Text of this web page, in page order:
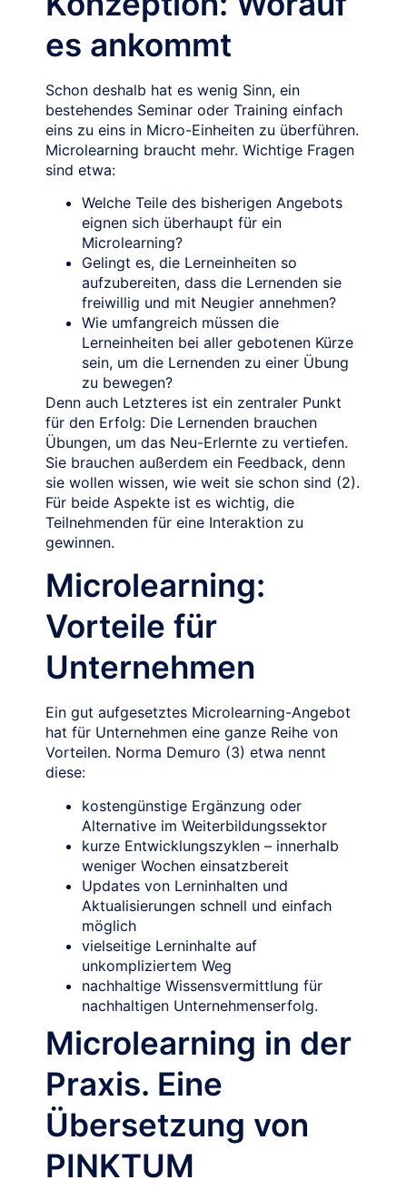
es ankommt
Schon deshalb hat es wenig Sinn, ein
bestehendes Seminar oder Training einfach
eins zu eins in Micro-Einheiten zu überführen.
Microlearning braucht mehr. Wichtige Fragen
sind etwa:
Welche Teile des bisherigen Angebots
eignen sich überhaupt für ein
Microlearning?
Gelingt es, die Lerneinheiten so
aufzubereiten, dass die Lernenden sie
freiwillig und mit Neugier annehmen?
Wie umfangreich müssen die
Lerneinheiten bei aller gebotenen Kürze
sein, um die Lernenden zu einer Übung
zu bewegen?
Denn auch Letzteres ist ein zentraler Punkt
für den Erfolg: Die Lernenden brauchen
Übungen, um das Neu-Erlernte zu vertiefen.
Sie brauchen außerdem ein Feedback, denn
sie wollen wissen, wie weit sie schon sind (2).
Für beide Aspekte ist es wichtig, die
Teilnehmenden für eine Interaktion zu
gewinnen.
Microlearning:
Vorteile für
Unternehmen
Ein gut aufgesetztes Microlearning-Angebot
hat für Unternehmen eine ganze Reihe von
Vorteilen. Norma Demuro (3) etwa nennt
diese:
kostengünstige Ergänzung oder
Alternative im Weiterbildungssektor
kurze Entwicklungszyklen – innerhalb
weniger Wochen einsatzbereit
Updates von Lerninhalten und
Aktualisierungen schnell und einfach
möglich
vielseitige Lerninhalte auf
unkompliziertem Weg
nachhaltige Wissensvermittlung für
nachhaltigen Unternehmenserfolg.
Microlearning in der
Praxis. Eine
Übersetzung von
PINKTUM